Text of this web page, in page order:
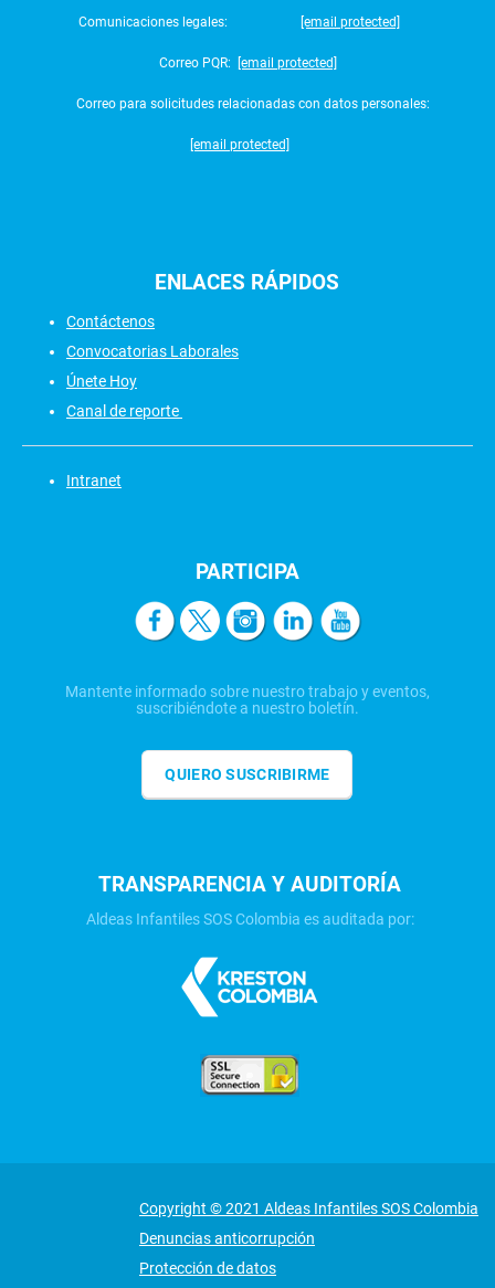
Comunicaciones legales: [email protected]
Correo PQR: [email protected]
Correo para solicitudes relacionadas con datos personales:
[email protected]
ENLACES RÁPIDOS
Contáctenos
Convocatorias Laborales
Únete Hoy
Canal de reporte
Intranet
PARTICIPA
Mantente informado sobre nuestro trabajo y eventos,
suscribiéndote a nuestro boletín.
QUIERO SUSCRIBIRME
TRANSPARENCIA Y AUDITORÍA
Aldeas Infantiles SOS Colombia es auditada por:
Copyright © 2021 Aldeas Infantiles SOS Colombia
Denuncias anticorrupción
Protección de datos